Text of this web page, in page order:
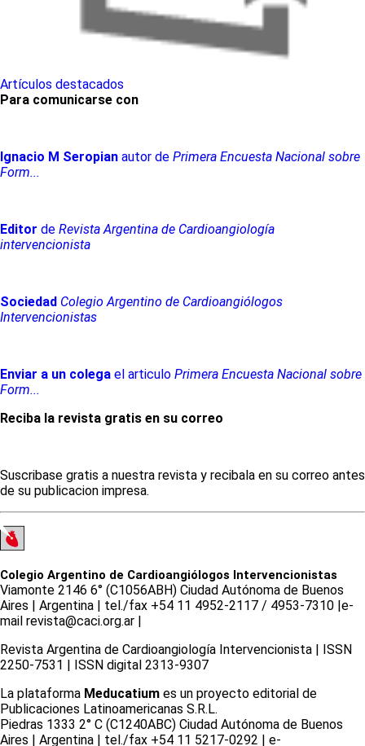
Artículos destacados
Para comunicarse con
Ignacio M Seropian autor de Primera Encuesta Nacional sobre
Form...
Editor de Revista Argentina de Cardioangiología
intervencionista
Sociedad Colegio Argentino de Cardioangiólogos
Intervencionistas
Enviar a un colega el articulo Primera Encuesta Nacional sobre
Form...
Reciba la revista gratis en su correo
Suscribase gratis a nuestra revista y recibala en su correo antes
de su publicacion impresa.
Colegio Argentino de Cardioangiólogos Intervencionistas
Viamonte 2146 6° (C1056ABH) Ciudad Autónoma de Buenos
Aires | Argentina | tel./fax +54 11 4952-2117 / 4953-7310 |e-
mail revista@caci.org.ar |
Revista Argentina de Cardioangiologí­a Intervencionista | ISSN
2250-7531 | ISSN digital 2313-9307
La plataforma Meducatium es un proyecto editorial de
Publicaciones Latinoamericanas S.R.L.
Piedras 1333 2° C (C1240ABC) Ciudad Autónoma de Buenos
Aires | Argentina | tel./fax +54 11 5217-0292 | e-